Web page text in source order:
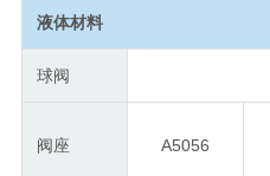
液体材料
球阀
阀座 A5056